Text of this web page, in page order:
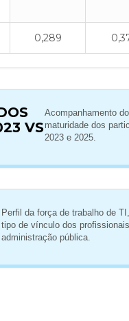
0,289
VS
Acompanhamento
maturidade dos
2023 e 2025.
Perfil da força de trabalho de
tipo de vínculo dos
administração pública.